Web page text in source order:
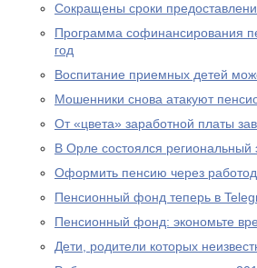
Сокращены сроки
Программа софинансирования
год
Воспитание приемных детей
Мошенники снова атакуют
От «цвета» заработной платы
В Орле состоялся
Оформить пенсию через
Пенсионный фонд теперь в
Пенсионный фонд: экономьте
Дети, родители которых